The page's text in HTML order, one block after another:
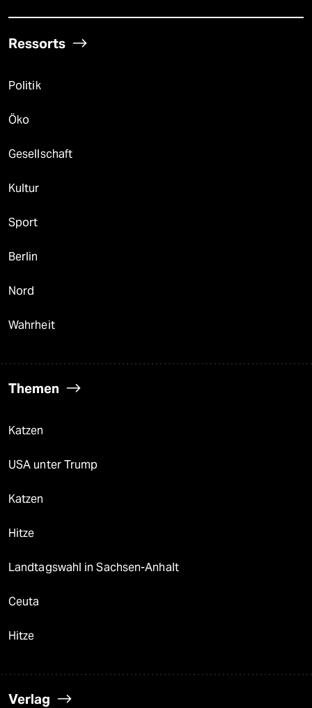
Ressorts
Politik
Öko
Gesellschaft
Kultur
Sport
Berlin
Nord
Wahrheit
Themen
Katzen
USA unter Trump
Katzen
Hitze
Landtagswahl in Sachsen-Anhalt
Ceuta
Hitze
Verlag